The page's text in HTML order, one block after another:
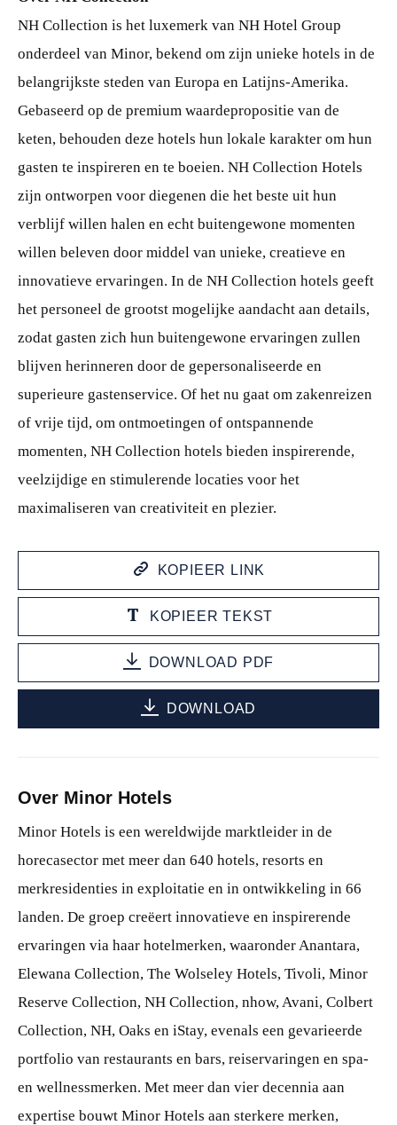
NH Collection is het luxemerk van NH Hotel Group
onderdeel van Minor, bekend om zijn unieke hotels in de
belangrijkste steden van Europa en Latijns-Amerika.
Gebaseerd op de premium waardepropositie van de
keten, behouden deze hotels hun lokale karakter om hun
gasten te inspireren en te boeien. NH Collection Hotels
zijn ontworpen voor diegenen die het beste uit hun
verblijf willen halen en echt buitengewone momenten
willen beleven door middel van unieke, creatieve en
innovatieve ervaringen. In de NH Collection hotels geeft
het personeel de grootst mogelijke aandacht aan details,
zodat gasten zich hun buitengewone ervaringen zullen
blijven herinneren door de gepersonaliseerde en
superieure gastenservice. Of het nu gaat om zakenreizen
of vrije tijd, om ontmoetingen of ontspannende
momenten, NH Collection hotels bieden inspirerende,
veelzijdige en stimulerende locaties voor het
maximaliseren van creativiteit en plezier.
KOPIEER LINK
KOPIEER TEKST
DOWNLOAD PDF
DOWNLOAD
Over Minor Hotels
Minor Hotels is een wereldwijde marktleider in de
horecasector met meer dan 640 hotels, resorts en
merkresidenties in exploitatie en in ontwikkeling in 66
landen. De groep creëert innovatieve en inspirerende
ervaringen via haar hotelmerken, waaronder Anantara,
Elewana Collection, The Wolseley Hotels, Tivoli, Minor
Reserve Collection, NH Collection, nhow, Avani, Colbert
Collection, NH, Oaks en iStay, evenals een gevarieerde
portfolio van restaurants en bars, reiservaringen en spa-
en wellnessmerken. Met meer dan vier decennia aan
expertise bouwt Minor Hotels aan sterkere merken,